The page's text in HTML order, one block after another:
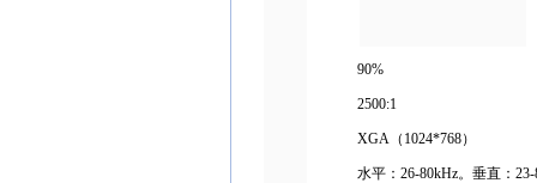
90%
2500:1
XGA（1024*768）
水平：26-80kHz。垂直：